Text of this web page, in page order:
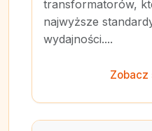
transformatorów,
najwyższe
wydajności....
Zobacz